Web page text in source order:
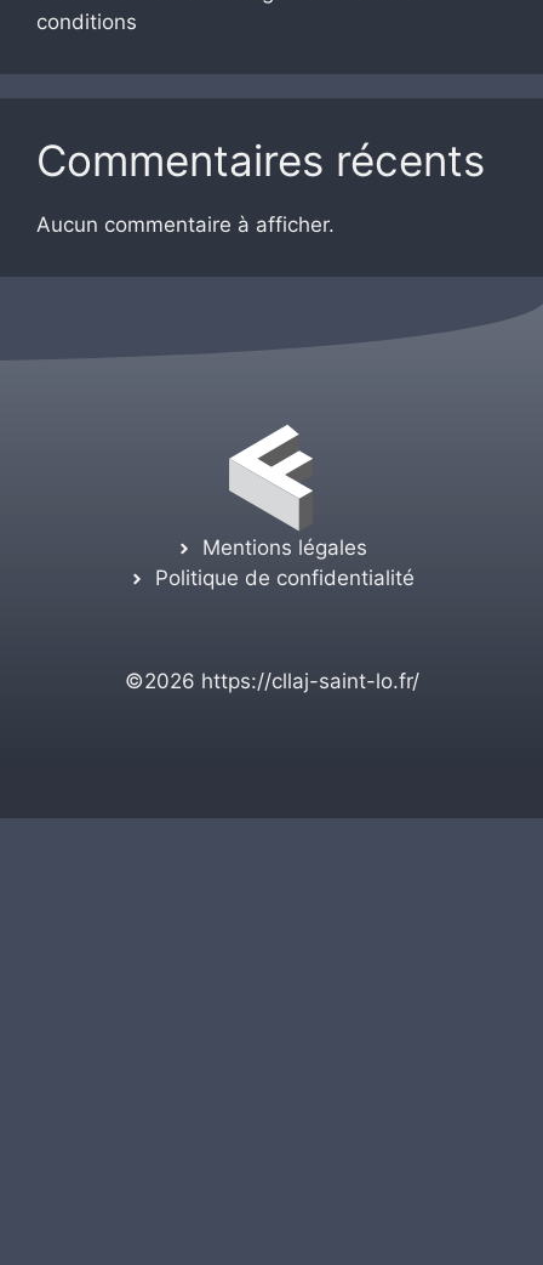
conditions
Commentaires récents
Aucun commentaire à afficher.
Mentions légales
Politique de confidentialité
©2026 https://cllaj-saint-lo.fr/